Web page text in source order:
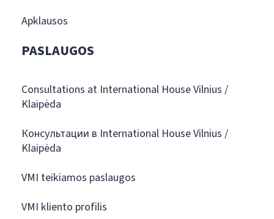
Apklausos
PASLAUGOS
Consultations at International House Vilnius /
Klaipėda
Консультации в International House Vilnius /
Klaipėda
VMI teikiamos paslaugos
VMI kliento profilis